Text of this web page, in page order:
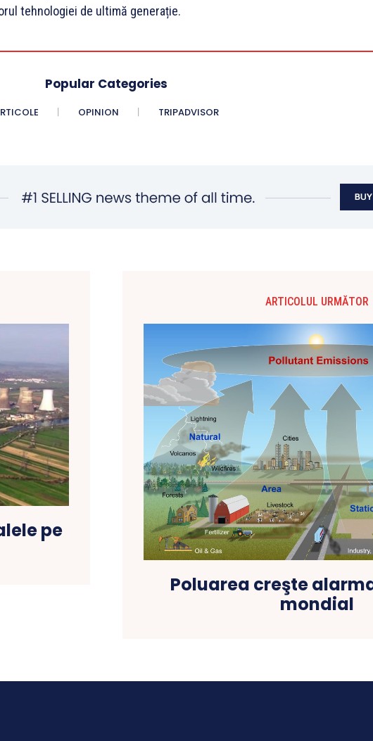
tehnologiei de ultimă generație.
Popular Categories
OPINION TRIPADVISOR
pe
ARTICOLUL URMĂTOR
Poluarea creşte
mondial